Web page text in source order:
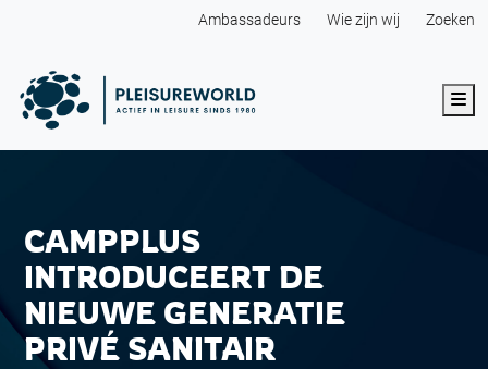
Ambassadeurs Wie zijn wij Zoeken
CAMPPLUS
INTRODUCEERT DE
NIEUWE GENERATIE
PRIVÉ SANITAIR